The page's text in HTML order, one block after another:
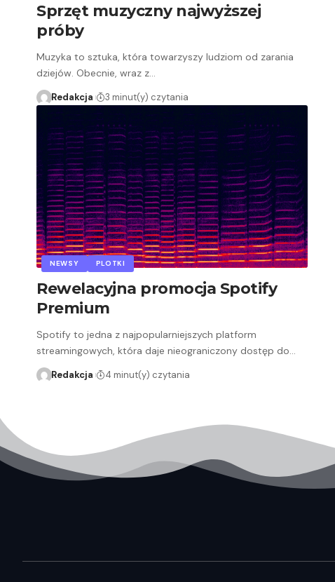
Sprzęt muzyczny najwyższej
próby
Muzyka to sztuka, która towarzyszy ludziom od zarania
dziejów. Obecnie, wraz z…
Redakcja 3 minut(y) czytania
NEWSY PLOTKI
Rewelacyjna promocja Spotify
Premium
Spotify to jedna z najpopularniejszych platform
streamingowych, która daje nieograniczony dostęp do…
Redakcja 4 minut(y) czytania